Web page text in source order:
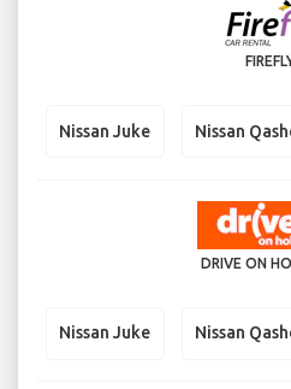
Nissan Juke Nissan
DRIVE ON
Nissan Juke Nissan